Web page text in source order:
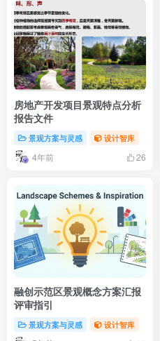
房地产开发项目景观特点分析
报告文件
景观方案与灵感 设计智库
4年前 26
融创示范区景观概念方案汇报
评审指引
景观方案与灵感 设计智库